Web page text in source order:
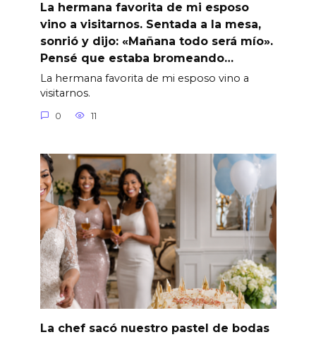
La hermana favorita de mi esposo
vino a visitarnos. Sentada a la mesa,
sonrió y dijo: «Mañana todo será mío».
Pensé que estaba bromeando…
La hermana favorita de mi esposo vino a
visitarnos.
0 11
La chef sacó nuestro pastel de bodas